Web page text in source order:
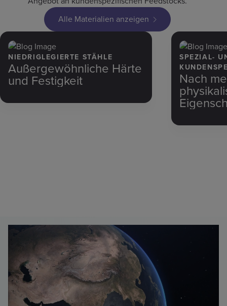
Alle Materialien anzeigen
NIEDRIGLEGIERTE STÄHLE
Außergewöhnliche Härte
und Festigkeit
SPEZIAL-
Nach